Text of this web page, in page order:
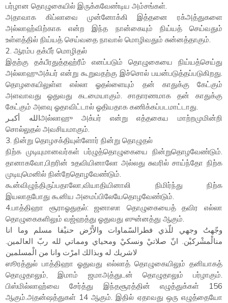
பர்ழான தொழுகையில் இருக்கவேண்டிய அம்சங்கள்.
அதாவாக கிப்லாவை முன்னோக்கி இத்தனை ரக்அத்துகளை
அல்லாஹ்விற்காக என்ற இந்த நான்கையும் நிய்யத் செய்வதும்
உள்ளத்தில் நிய்யத் செய்வதை நாவால் மொழிவதும் சுன்னத்தாகும்.
2. ஆரம்ப தக்பீர் மொழிதல்
இதற்கு தக்பீரதுத்தஹ்ரீம் எனப்படும் தொழுகையை நிய்யத்செய்து
அல்லாஹுஅக்பர் என்று கூறுவதற்கு இச்சொல் பயன்படுத்தப்படுகிறது.
தொழகையிலுள்ள எல்லா ஓதல்ளையும் தன் காதுக்கு கேட்கும்
அளவாவது ஓதுவது கடமையாகும். சாதாரணமாக தன் காதுக்கு
கேட்கும் அளவு ஓதாவிட்டால் ஓதியதாக கணிக்கப்படமாட்டாது.
الله أكبـرஅல்லாஹு அக்பர் என்று எத்தகைய மாற்றமுமின்றி
சொல்லுதல் அவசியமாகும்.
3. நின்று தொழசக்தியுள்ளோர் நின்று தொழுதல்
நிற்க முடியுமானவர்கள் பர்ழுத்தொழுகையை நின்றுதொழவேண்டும்.
தானாகவோ,பிறரின் உதவியினாலோ அல்லது சுவரில் சாய்ந்தோ நிற்க
முடியுமெனில் நின்றேதொழவேண்டும்.
கூன்விழுந்திருப்பதாலோ,வியாதியினாலி நிமிர்ந்து நிற்க
இயலாதபோது கூனிய அமைப்பிலேயேதொழவேண்டும்.
4.பாத்திஹா சூராஓதுதல்: ஜனாஸா தொழுகையைத் தவிர எல்லா
தொழுகைகளிலும் வஜ்ஹத்து ஓதுவது ஸுன்னத்து ஆகும்.
وجّهتُ وجهي للّذي فطرالسّماوات والاْرْض حنيْفا مسلم وما انا
منالْمشْركيْن. انّ صلاتيْ ونسكيْ ومحياي ومماتي لله ربّ العالمين.
ஸூரத்துல் பாத்திஹா ஓதுவது எல்லாத் தொழுகையிலும் தனியாகத்
தொழுதாலும், இமாம் ஜமாஅத்துடன் தொழுதாலும் பர்ழாகும்.
பிஸ்மில்லாஹ்வை சேர்த்து இந்தசூரத்தின் எழுத்துக்கள் 156
ஆகும்.அதன்ஷத்துகள் 14 ஆகும். இதில் ஏதாவது ஒரு எழுத்தையோ